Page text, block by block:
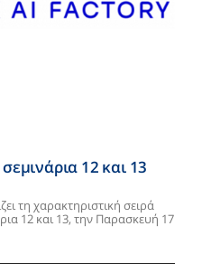
12 και 13
τη χαρακτηριστική σειρά
12 και 13, την Παρασκευή 17